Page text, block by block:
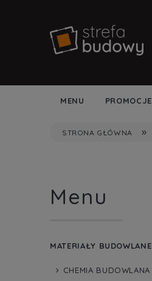
MENU PROMOCJE
STRONA GŁÓWNA »
Menu
MATERIAŁY BUDOWLANE
CHEMIA BUDOWLANA